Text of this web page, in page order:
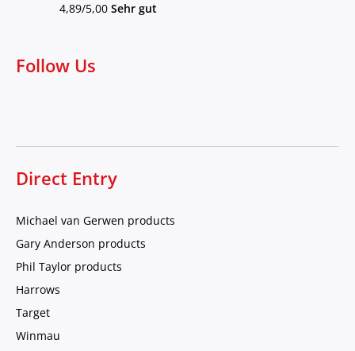
4,89/5,00 Sehr gut
Follow Us
Direct Entry
Michael van Gerwen products
Gary Anderson products
Phil Taylor products
Harrows
Target
Winmau